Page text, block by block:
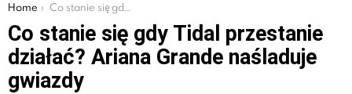
You are here:
Home Co stanie się gdy Tidal przestanie działać? Ariana Grande naśladuje gwiazdy
Co stanie się gdy Tidal przestanie
działać? Ariana Grande naśladuje
gwiazdy